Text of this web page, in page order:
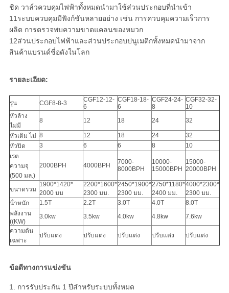
ชิด วาล์วควบคุมไฟฟ้าทั้งหมดนํามาใช้ส่วนประกอบที่นําเข้า
11ระบบควบคุมมีฟังก์ชันหลายอย่าง เช่น การควบคุมความเร็วการ
ผลิต การตรวจพบความขาดแคลนของหมวก
12ส่วนประกอบไฟฟ้าและส่วนประกอบปนูเมติกทั้งหมดนํามาจาก
สินค้าแบรนด์ชื่อดังในโลก
รายละเอียด:
รุ่น CGF8-8-3
CGF12-12-
6
CGF18-18-
6
CGF24-24-
8
CGF32-32-
10
หัวล้าง
ไม่มี
8 12 18 24 32
หัวเติม ไม่ 8 12 18 24
32
หัวปิด
3 6 6 8
10
เรต
ความจุ
(500 มล.)
2000BPH 4000BPH
7000-
8000BPH
10000-
15000BPH
15000-
20000BPH
ขนาดรวม
1900*1420*
2000 มม
2200*1600*
2300 มม.
2450*1900*
2300 มม.
2750*1180*
2400 มม.
4000*2300*
2300 มม.
น้ําหนัก
1.5T 2.2T 3.0T 4.0T
8.0T
พลังงาน
((KW)
3.0kw 3.5kw 4.0kw 4.8kw
7.6kw
ความดัน
เฉพาะ
ปรับแต่ง ปรับแต่ง ปรับแต่ง ปรับแต่ง ปรับแต่ง
ข้อดีทางการแข่งขัน
1. การรับประกัน 1 ปีสําหรับระบบทั้งหมด